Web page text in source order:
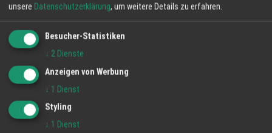
unsere Datenschutzerklärung, um weitere Details zu erfahren.
Besucher-Statistiken
↓ 2 Dienste
Anzeigen von Werbung
↓ 1 Dienst
Styling
↓ 1 Dienst